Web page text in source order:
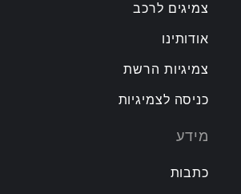
צמיגים לרכב
אודותינו
צמיגיות הרשת
כניסה לצמיגיות
מידע
כתבות